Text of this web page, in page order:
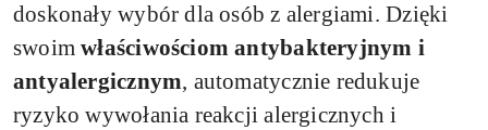
doskonały wybór dla osób z alergiami. Dzięki
swoimwłaściwościom antybakteryjnym i
antyalergicznym, automatycznie redukuje
ryzyko wywołania reakcji alergicznych i